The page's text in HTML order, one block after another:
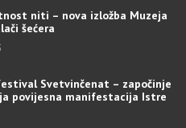
niti – nova izložba Muzeja
šećera
Svetvinčenat – započinje
povijesna manifestacija Istre